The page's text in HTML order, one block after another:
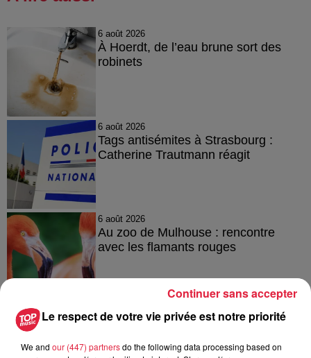
6 août 2026
À Hoerdt, de l’eau brune sort des
robinets
6 août 2026
Tags antisémites à Strasbourg :
Catherine Trautmann réagit
6 août 2026
Au zoo de Mulhouse : rencontre
avec les flamants rouges
À découvrir également
Le respect de votre vie privée est notre priorité
We and our (447) partnersdo the following data processing based on
Continuer sans accepter